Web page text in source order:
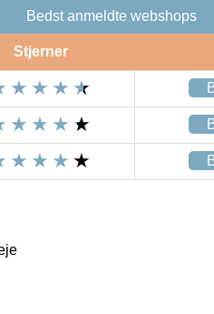
Bedst anmeldte webshops
Stjerner